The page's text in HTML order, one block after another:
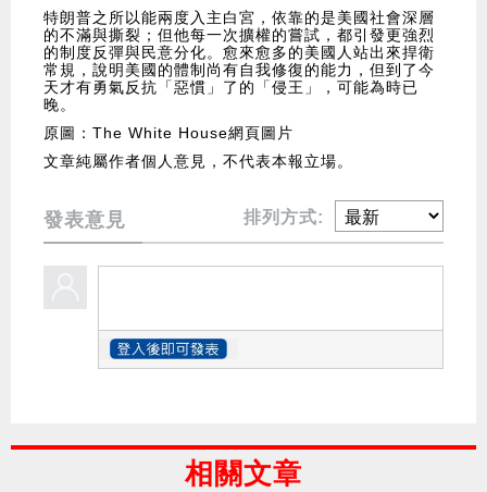
特朗普之所以能兩度入主白宮，依靠的是美國社會深層
的不滿與撕裂；但他每一次擴權的嘗試，都引發更強烈
的制度反彈與民意分化。愈來愈多的美國人站出來捍衛
常規，說明美國的體制尚有自我修復的能力，但到了今
天才有勇氣反抗「惡慣」了的「侵王」，可能為時已
晚。
原圖：The White House網頁圖片
文章純屬作者個人意見，不代表本報立場。
發表意見 排列方式:
相關文章